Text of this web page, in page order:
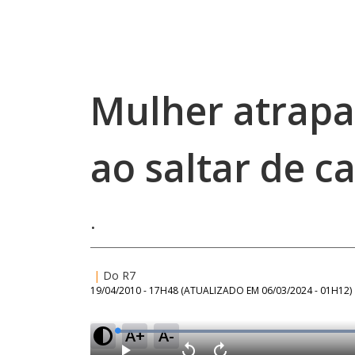
Mulher
ao saltar de
.
| Do R7
19/04/2010 - 17H48 (ATUALIZADO EM 06/03/2024 - 01H12)
A+ A- L
o
a